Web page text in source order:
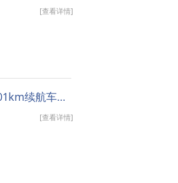
[查看详情]
销冠之上，持续进阶！宏光MINIEV四门版推出301km续航车型，置换补贴价5.28万元
[查看详情]